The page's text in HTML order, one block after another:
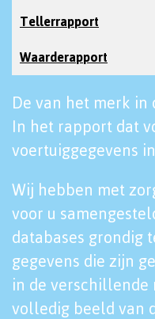
Tellerrapport
Waarderapport
De van het merk
In het rapport dat
voertuiggegevens
Wij hebben met
voor u
databases grondig
gegevens die zijn
in de verschillende
volledig beeld van